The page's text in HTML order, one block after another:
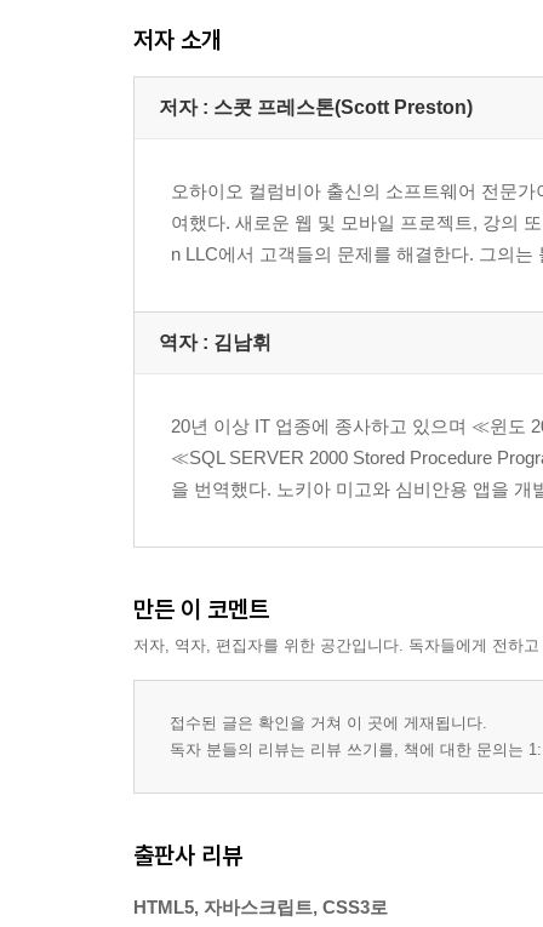
04_ 모두 합쳐 넣기
05_ 요약
02_ CSS 기본
03_ 미디어 퀴리(Media Query)와 미디어 셀렉터
04_ 홈 스크린에 저장하기
07_ 모두 합쳐 넣기
Chapter 04 자바스트립트와 API
01_ 자바스크립트란?
03_ API 작성하기
05_ 모두 합쳐 넣기
06_ 요약
01_ jQuery Mobile 개요
03_ 툴바와 버튼
05_ 요약
저자 소개
저자 : 스콧 프레스톤(Scott Preston)
오하이오 컬럼비아 출신의 소프트웨어 전문
여했다. 새로운 웹 및 모바일 프로젝트, 강의
n LLC에서 고객들의 문제를 해결한다. 그의
역자 : 김남휘
20년 이상 IT 업종에 종사하고 있으며 ≪윈
≪SQL SERVER 2000 Stored Procedure
을 번역했다. 노키아 미고와 심비안용 앱을
만든 이 코멘트
저자, 역자, 편집자를 위한 공간입니다. 독자들에게 전하
접수된 글은 확인을 거쳐 이 곳에 게재됩니다.
독자 분들의 리뷰는 리뷰 쓰기를, 책에 대한 문의는
출판사 리뷰
HTML5, 자바스크립트, CSS3로